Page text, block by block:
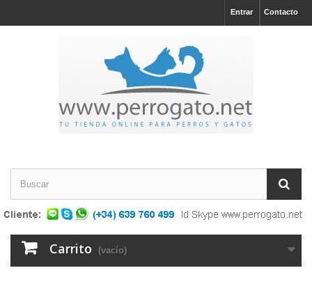
Contacto
Entrar
Carrito (vacío)